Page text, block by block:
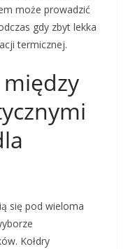
może prowadzić
gdy zbyt lekka
termicznej.
między
się pod wieloma
Kołdry